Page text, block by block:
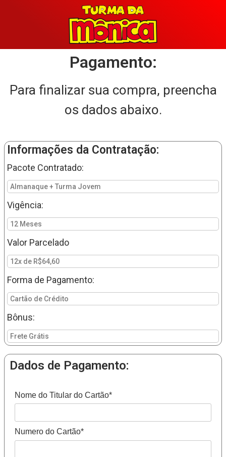
Pagamento:
Para finalizar sua compra, preencha
os dados abaixo.
Dados de Pagamento:
Nome do Titular do Cartão*
Numero do Cartão*
Informações da Contratação:
Pacote Contratado:
Almanaque + Turma Jovem
Vigência:
12 Meses
Valor Parcelado
12x de R$64,60
Forma de Pagamento:
Cartão de Crédito
Bônus:
Frete Grátis